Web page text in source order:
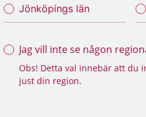
Jönköpings län
Jag vill inte se någon
Obs! Detta val innebär att du
just din region.